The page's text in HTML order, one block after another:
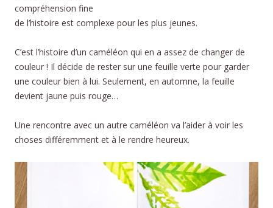
compréhension fine
de l’histoire est complexe pour les plus jeunes.
C’est l’histoire d’un caméléon qui en a assez de changer de
couleur ! Il décide de rester sur une feuille verte pour garder
une couleur bien à lui. Seulement, en automne, la feuille
devient jaune puis rouge…
Une rencontre avec un autre caméléon va l’aider à voir les
choses différemment et à le rendre heureux.